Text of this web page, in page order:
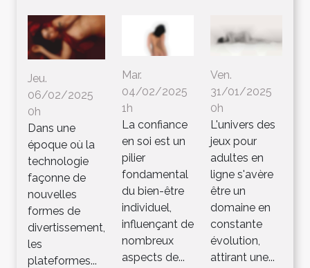
Jeu.
06/02/2025
0h
Dans une
époque où la
technologie
façonne de
nouvelles
formes de
divertissement,
les
plateformes...
Mar.
04/02/2025
1h
La confiance
en soi est un
pilier
fondamental
du bien-être
individuel,
influençant de
nombreux
aspects de...
Ven.
31/01/2025
0h
L'univers des
jeux pour
adultes en
ligne s'avère
être un
domaine en
constante
évolution,
attirant une...